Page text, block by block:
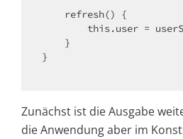
this.user =
}
Zunächst ist die Ausgabe
die Anwendung aber im